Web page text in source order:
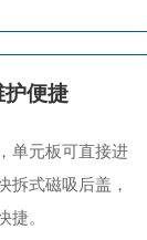
护便捷
单元板可直接进
拆式磁吸后盖，
捷。